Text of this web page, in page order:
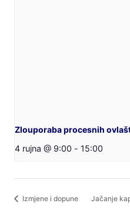
Zlouporaba procesnih
4 rujna @ 9:00 - 15:00
Izmjene i dopune
Jačanje